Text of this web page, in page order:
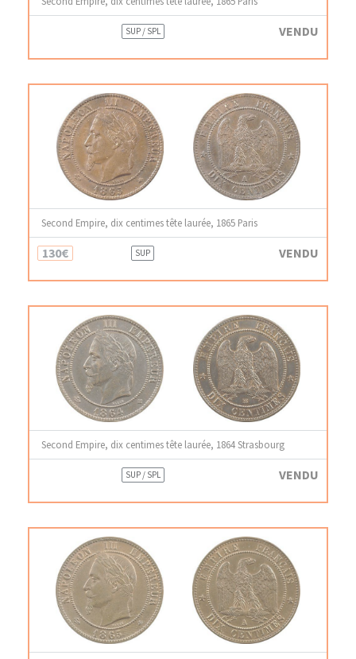
SUP / SPL VENDU
Second Empire, dix centimes tête laurée, 1865 Paris
130€ SUP VENDU
Second Empire, dix centimes tête laurée, 1864 Strasbourg
SUP / SPL VENDU